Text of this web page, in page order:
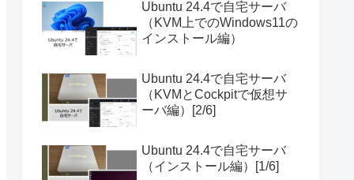
Ubuntu 24.4で自宅サーバ
（KVM上でのWindows11の
インストール編）
Ubuntu 24.4で自宅サーバ
（KVMとCockpitで仮想サ
ーバ編）[2/6]
Ubuntu 24.4で自宅サーバ
（インストール編）[1/6]